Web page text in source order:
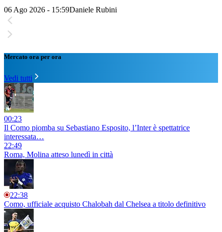
06 Ago 2026 - 15:59Daniele Rubini
Mercato ora per ora
Vedi tutti
00:23
Il Como piomba su Sebastiano Esposito, l’Inter è spettatrice
interessata…
22:49
Roma, Molina atteso lunedì in città
22:38
Como, ufficiale acquisto Chalobah dal Chelsea a titolo definitivo